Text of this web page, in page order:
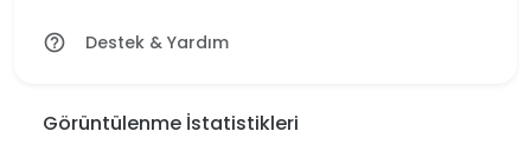
help_outline Destek & Yardım
Görüntülenme İstatistikleri